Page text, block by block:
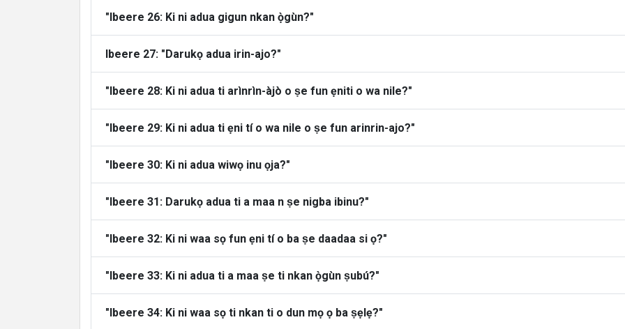
"Ibeere 26: Ki ni adua gigun nkan ọ̀gùn?"
Ibeere 27: "Darukọ adua irin-ajo?"
"Ibeere 28: Ki ni adua ti arìnrìn-àjò o ṣe fun ẹniti o wa nile?"
"Ibeere 29: Ki ni adua ti ẹni tí o wa nile o ṣe fun arinrin-ajo?"
"Ibeere 30: Ki ni adua wiwọ inu ọja?"
"Ibeere 31: Darukọ adua ti a maa n ṣe nigba ibinu?"
"Ibeere 32: Ki ni waa sọ fun ẹni tí o ba ṣe daadaa si ọ?"
"Ibeere 33: Ki ni adua ti a maa ṣe ti nkan ọ̀gùn ṣubú?"
"Ibeere 34: Ki ni waa sọ ti nkan ti o dun mọ ọ ba ṣẹlẹ?"